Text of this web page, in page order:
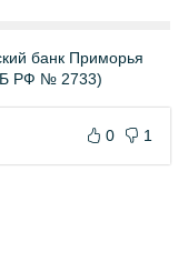
банк Приморья
РФ № 2733)
0 1